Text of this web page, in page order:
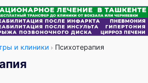
и клиники Психотерапия